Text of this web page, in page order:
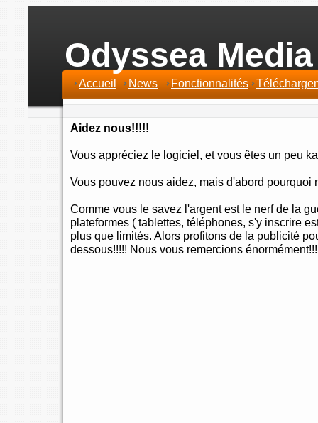
Aidez nous!!!!!
Vous appréciez le logiciel, et vous êtes un peu
Vous pouvez nous aidez, mais d'abord pourquoi
Comme vous le savez l'argent est le nerf de la
plateformes ( tablettes, téléphones, s'y inscrire
plus que limités. Alors profitons de la publicité
dessous!!!!! Nous vous remercions
Odyssea
Accueil News Fonctionnalités